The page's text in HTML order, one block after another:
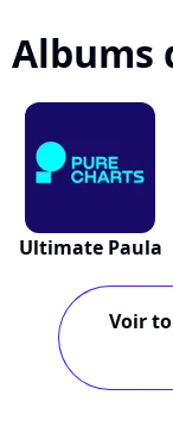
Albums
Ultimate Paula
Voir